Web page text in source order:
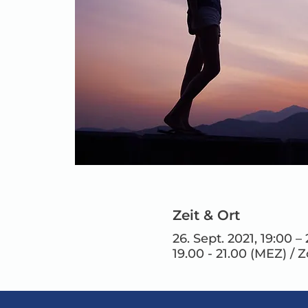
Zeit & Ort
26. Sept. 2021, 19:00 –
19.00 - 21.00 (MEZ) /